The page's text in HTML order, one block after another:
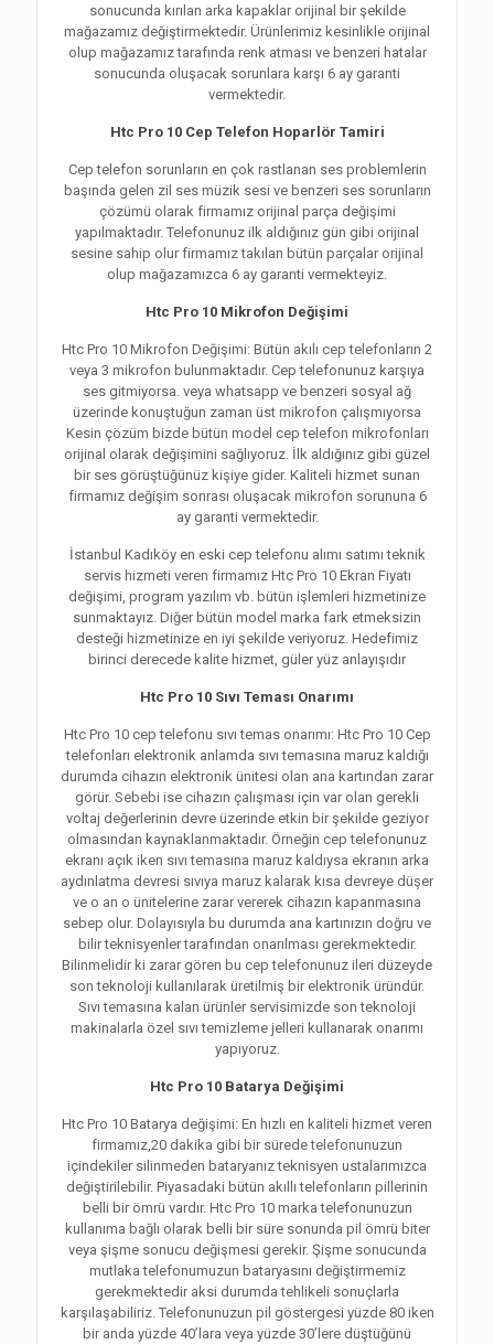
sonucunda kırılan arka kapaklar orijinal bir şekilde
mağazamız değiştirmektedir. Ürünlerimiz kesinlikle orijinal
olup mağazamız tarafında renk atması ve benzeri hatalar
sonucunda oluşacak sorunlara karşı 6 ay garanti
vermektedir.
Htc Pro 10 Cep Telefon Hoparlör Tamiri
Cep telefon sorunların en çok rastlanan ses problemlerin
başında gelen zil ses müzik sesi ve benzeri ses sorunların
çözümü olarak firmamız orijinal parça değişimi
yapılmaktadır. Telefonunuz ilk aldığınız gün gibi orijinal
sesine sahip olur firmamız takılan bütün parçalar orijinal
olup mağazamızca 6 ay garanti vermekteyiz.
Htc Pro 10 Mikrofon Değişimi
Htc Pro 10 Mikrofon Değişimi: Bütün akılı cep telefonların 2
veya 3 mikrofon bulunmaktadır. Cep telefonunuz karşıya
ses gitmiyorsa. veya whatsapp ve benzeri sosyal ağ
üzerinde konuştuğun zaman üst mikrofon çalışmıyorsa
Kesin çözüm bizde bütün model cep telefon mikrofonları
orijinal olarak değişimini sağlıyoruz. İlk aldığınız gibi güzel
bir ses görüştüğünüz kişiye gider. Kaliteli hizmet sunan
firmamız değişim sonrası oluşacak mikrofon sorununa 6
ay garanti vermektedir.
İstanbul Kadıköy en eski cep telefonu alımı satımı teknik
servis hizmeti veren firmamız Htc Pro 10 Ekran Fiyatı
değişimi, program yazılım vb. bütün işlemleri hizmetinize
sunmaktayız. Diğer bütün model marka fark etmeksizin
desteği hizmetinize en iyi şekilde veriyoruz. Hedefimiz
birinci derecede kalite hizmet, güler yüz anlayışıdır
Htc Pro 10 Sıvı Teması Onarımı
Htc Pro 10 cep telefonu sıvı temas onarımı: Htc Pro 10 Cep
telefonları elektronik anlamda sıvı temasına maruz kaldığı
durumda cihazın elektronik ünitesi olan ana kartından zarar
görür. Sebebi ise cihazın çalışması için var olan gerekli
voltaj değerlerinin devre üzerinde etkin bir şekilde geziyor
olmasından kaynaklanmaktadır. Örneğin cep telefonunuz
ekranı açık iken sıvı temasına maruz kaldıysa ekranın arka
aydınlatma devresi sıvıya maruz kalarak kısa devreye düşer
ve o an o ünitelerine zarar vererek cihazın kapanmasına
sebep olur. Dolayısıyla bu durumda ana kartınızın doğru ve
bilir teknisyenler tarafından onarılması gerekmektedir.
Bilinmelidir ki zarar gören bu cep telefonunuz ileri düzeyde
son teknoloji kullanılarak üretilmiş bir elektronik üründür.
Sıvı temasına kalan ürünler servisimizde son teknoloji
makinalarla özel sıvı temizleme jelleri kullanarak onarımı
yapıyoruz.
Htc Pro 10 Batarya Değişimi
Htc Pro 10 Batarya değişimi: En hızlı en kaliteli hizmet veren
firmamız,20 dakika gibi bir sürede telefonunuzun
içindekiler silinmeden bataryanız teknisyen ustalarımızca
değiştirilebilir. Piyasadaki bütün akıllı telefonların pillerinin
belli bir ömrü vardır. Htc Pro 10 marka telefonunuzun
kullanıma bağlı olarak belli bir süre sonunda pil ömrü biter
veya şişme sonucu değişmesi gerekir. Şişme sonucunda
mutlaka telefonumuzun bataryasını değiştirmemiz
gerekmektedir aksi durumda tehlikeli sonuçlarla
karşılaşabiliriz. Telefonunuzun pil göstergesi yüzde 80 iken
bir anda yüzde 40’lara veya yüzde 30’lere düştüğünü